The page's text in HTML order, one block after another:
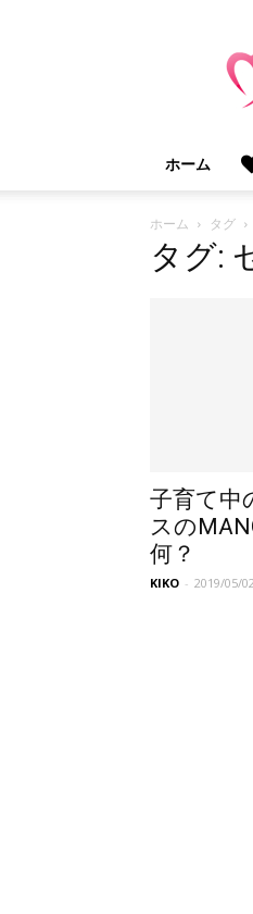
モ）：
プ
マ
マ
向
ホーム
ホーム タグ
タグ:
子育て中
スの
何？
KIKO - 2019/05/02